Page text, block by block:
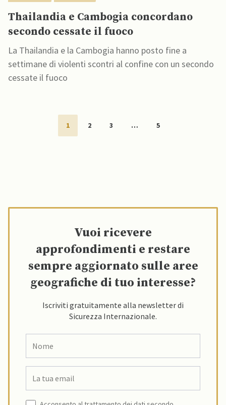
Thailandia e Cambogia concordano
secondo cessate il fuoco
La Thailandia e la Cambogia hanno posto fine a
settimane di violenti scontri al confine con un secondo
cessate il fuoco
1 2 3 … 5
Vuoi ricevere
approfondimenti e restare
sempre aggiornato sulle aree
geografiche di tuo interesse?
Iscriviti gratuitamente alla newsletter di
Sicurezza Internazionale.